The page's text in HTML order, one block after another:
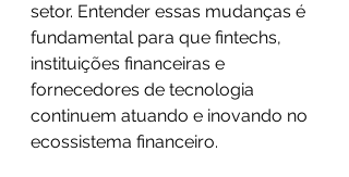
setor. Entender essas mudanças é
fundamental para que fintechs,
instituições financeiras e
fornecedores de tecnologia
continuem atuando e inovando no
ecossistema financeiro.